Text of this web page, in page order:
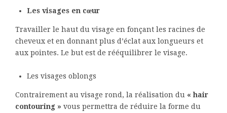
Les visages en cœur
Travailler le haut du visage en fonçant les racines de
cheveux et en donnant plus d’éclat aux longueurs et
aux pointes. Le but est de rééquilibrer le visage.
Les visages oblongs
Contrairement au visage rond, la réalisation du « hair
contouring » vous permettra de réduire la forme du